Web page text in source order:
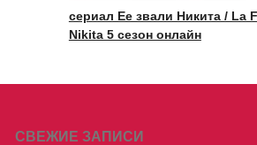
сериал Ее звали Никита / La
Nikita 5 сезон онлайн
СВЕЖИЕ ЗАПИСИ